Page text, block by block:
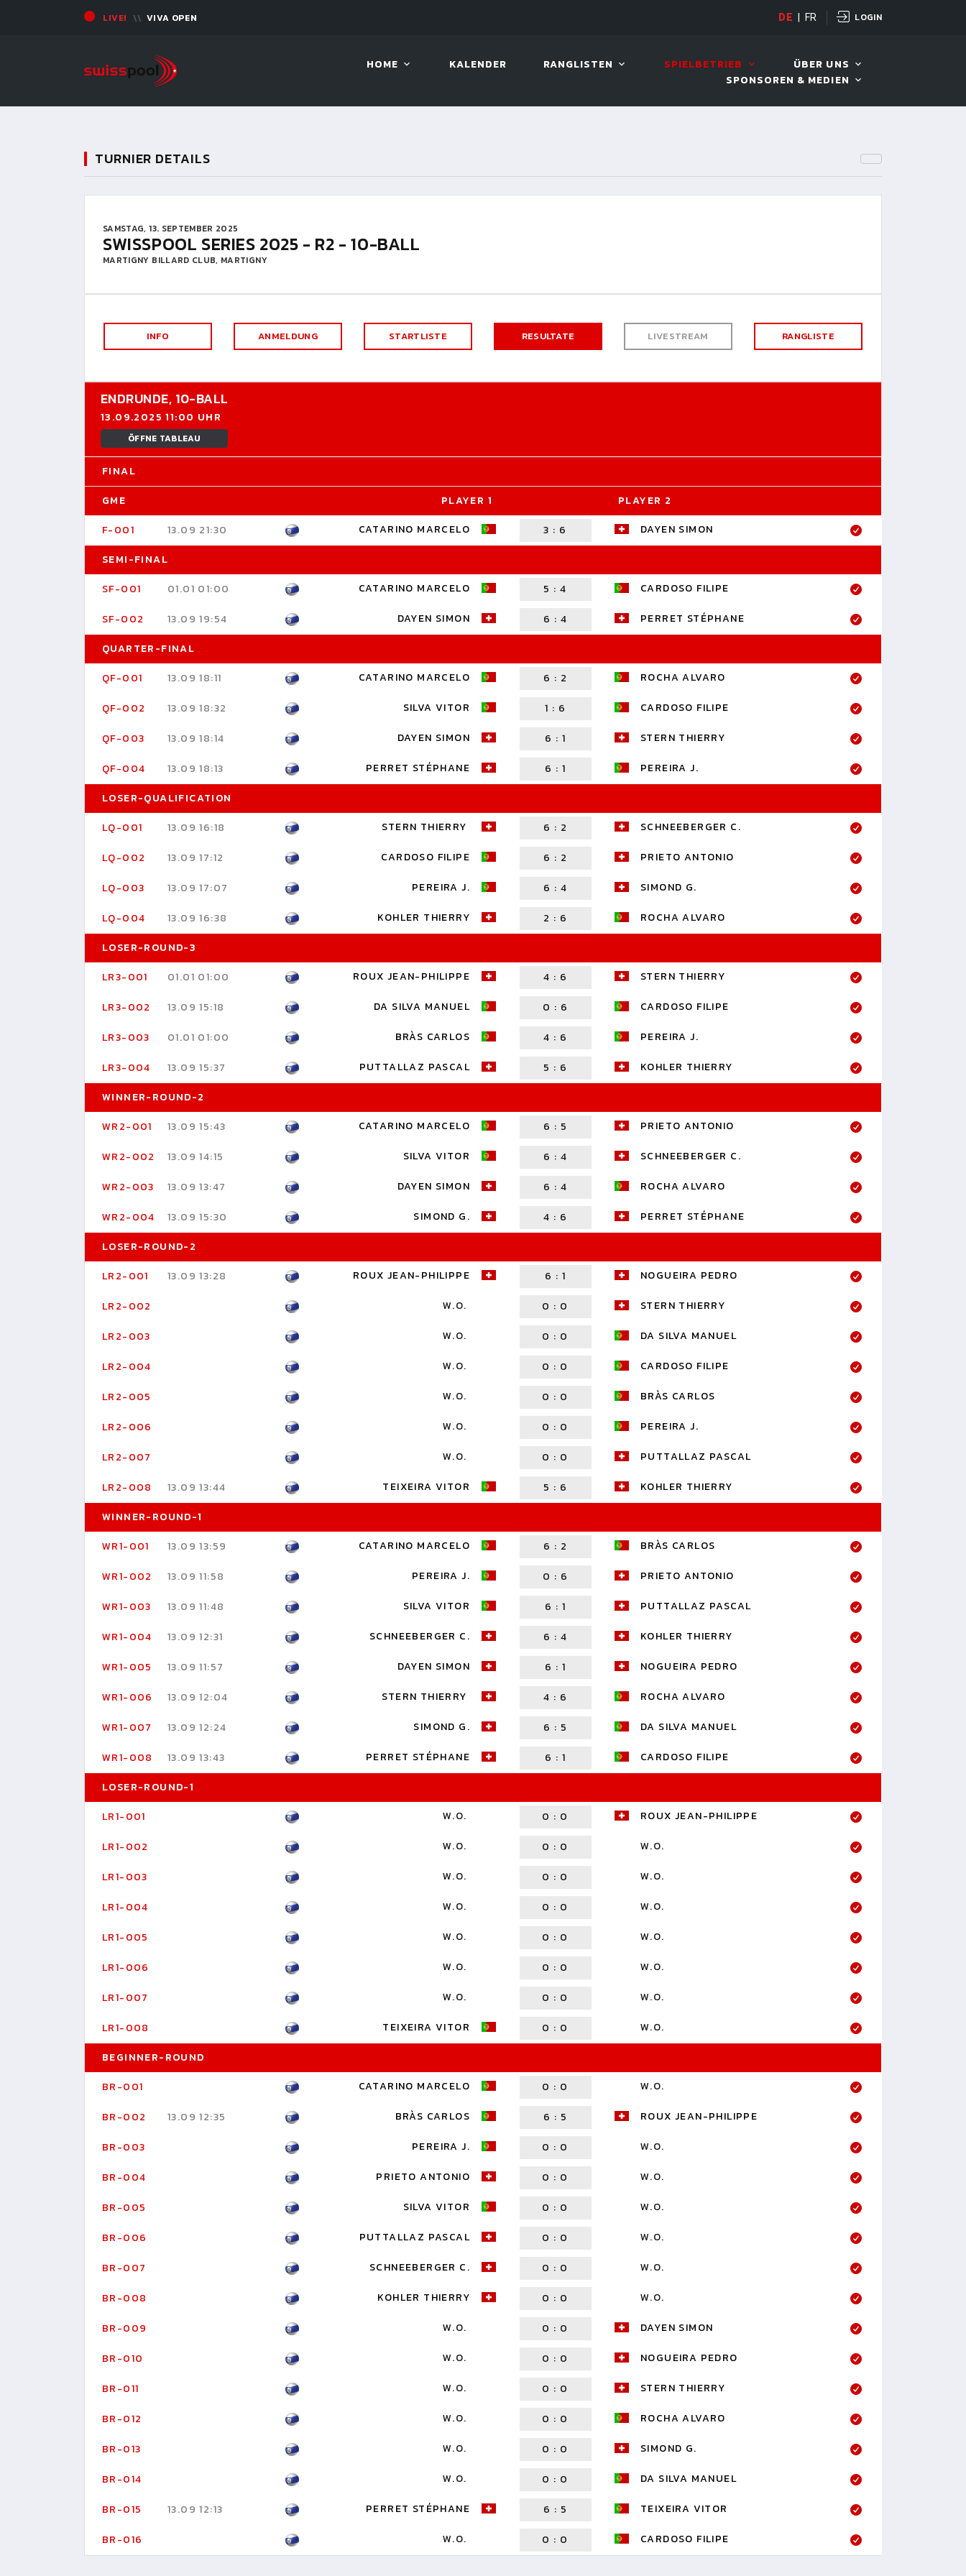
LIVE! VIVA OPEN LIVE! VIVA OPEN
DE FR LOGIN
HOME KALENDER RANGLISTEN SPIELBETRIEB
ÜBER UNS
SPONSOREN & MEDIEN
TURNIER DETAILS
SAMSTAG, 13. SEPTEMBER 2025
SWISSPOOL SERIES 2025 - R2 - 10-BALL
MARTIGNY BILLARD CLUB, MARTIGNY
INFO ANMELDUNG STARTLISTE RESULTATE LIVESTREAM RANGLISTE
ENDRUNDE, 10-BALL
13.09.2025 11:00 UHR
ÖFFNE TABLEAU
FINAL
GME
PLAYER 1
PLAYER 2
F-001
13.09 21:30 CATARINO MARCELO 3 : 6
DAYEN SIMON
SEMI-FINAL
SF-001
01.01 01:00 CATARINO MARCELO 5 :4 CARDOSO FILIPE
SF-002 13.09 19:54 DAYEN SIMON 6 : 4
PERRET STÉPHANE
QUARTER-FINAL
QF-001
13.09 18:11 CATARINO MARCELO 6 : 2 ROCHA ALVARO
QF-002 13.09 18:32 SILVA VITOR 1 : 6 CARDOSO FILIPE
QF-003 13.09 18:14 DAYEN SIMON 6 : 1 STERN THIERRY
QF-004 13.09 18:13 PERRET STÉPHANE 6 : 1
PEREIRA J.
LOSER-QUALIFICATION
LQ-001
13.09 16:18 STERN THIERRY 6 : 2 SCHNEEBERGER C.
LQ-002 13.09 17:12 CARDOSO FILIPE 6 : 2 PRIETO ANTONIO
LQ-003 13.09 17:07 PEREIRA J. 6 : 4 SIMOND G.
LQ-004 13.09 16:38 KOHLER THIERRY 2 : 6
ROCHA ALVARO
LOSER-ROUND-3
LR3-001
01.01 01:00 ROUX JEAN-PHILIPPE 4 : 6 STERN THIERRY
LR3-002 13.09 15:18 DA SILVA MANUEL 0 : 6 CARDOSO FILIPE
LR3-003 01.01 01:00 BRÀS CARLOS 4 : 6 PEREIRA J.
LR3-004 13.09 15:37 PUTTALLAZ PASCAL 5 : 6
KOHLER THIERRY
WINNER-ROUND-2
WR2-001
13.09 15:43 CATARINO MARCELO 6 : 5 PRIETO ANTONIO
WR2-002 13.09 14:15 SILVA VITOR 6 : 4 SCHNEEBERGER C.
WR2-003 13.09 13:47 DAYEN SIMON 6 : 4 ROCHA ALVARO
WR2-004 13.09 15:30 SIMOND G. 4 : 6
PERRET STÉPHANE
LOSER-ROUND-2
LR2-001
13.09 13:28 ROUX JEAN-PHILIPPE 6 : 1 NOGUEIRA PEDRO
LR2-002 W.O. 0 : 0 STERN THIERRY
LR2-003 W.O. 0 : 0 DA SILVA MANUEL
LR2-004 W.O. 0 : 0 CARDOSO FILIPE
LR2-005 W.O. 0 : 0 BRÀS CARLOS
LR2-006 W.O. 0 : 0 PEREIRA J.
LR2-007 W.O. 0 : 0 PUTTALLAZ PASCAL
LR2-008 13.09 13:44 TEIXEIRA VITOR 5 : 6
KOHLER THIERRY
WINNER-ROUND-1
WR1-001
13.09 13:59 CATARINO MARCELO 6 : 2 BRÀS CARLOS
WR1-002 13.09 11:58 PEREIRA J. 0 : 6 PRIETO ANTONIO
WR1-003 13.09 11:48 SILVA VITOR 6 : 1 PUTTALLAZ PASCAL
WR1-004 13.09 12:31 SCHNEEBERGER C. 6 : 4 KOHLER THIERRY
WR1-005 13.09 11:57 DAYEN SIMON 6 : 1 NOGUEIRA PEDRO
WR1-006 13.09 12:04 STERN THIERRY 4 : 6 ROCHA ALVARO
WR1-007 13.09 12:24 SIMOND G. 6 : 5 DA SILVA MANUEL
WR1-008 13.09 13:43 PERRET STÉPHANE 6 : 1
CARDOSO FILIPE
LOSER-ROUND-1
LR1-001
W.O. 0 : 0 ROUX JEAN-PHILIPPE
LR1-002 W.O. 0 : 0 W.O.
LR1-003 W.O. 0 : 0 W.O.
LR1-004 W.O. 0 : 0 W.O.
LR1-005 W.O. 0 : 0 W.O.
LR1-006 W.O. 0 : 0 W.O.
LR1-007 W.O. 0 : 0 W.O.
LR1-008 TEIXEIRA VITOR 0 : 0
W.O.
BEGINNER-ROUND
BR-001
CATARINO MARCELO 0 : 0 W.O.
BR-002 13.09 12:35 BRÀS CARLOS 6 : 5 ROUX JEAN-PHILIPPE
BR-003 PEREIRA J. 0 : 0 W.O.
BR-004 PRIETO ANTONIO 0 : 0 W.O.
BR-005 SILVA VITOR 0 : 0 W.O.
BR-006 PUTTALLAZ PASCAL 0 : 0 W.O.
BR-007 SCHNEEBERGER C. 0 : 0 W.O.
BR-008 KOHLER THIERRY 0 : 0 W.O.
BR-009 W.O. 0 : 0 DAYEN SIMON
BR-010 W.O. 0 : 0 NOGUEIRA PEDRO
BR-011 W.O. 0 : 0 STERN THIERRY
BR-012 W.O. 0 : 0 ROCHA ALVARO
BR-013 W.O. 0 : 0 SIMOND G.
BR-014 W.O. 0 : 0 DA SILVA MANUEL
BR-015 13.09 12:13 PERRET STÉPHANE 6 : 5 TEIXEIRA VITOR
BR-016 W.O. 0 : 0 CARDOSO FILIPE